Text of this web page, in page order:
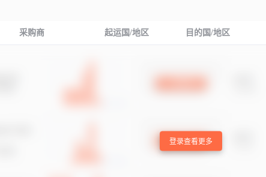
采购商 起运国/地区 目的国/地区
登录查看更多